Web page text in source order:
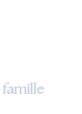
famille